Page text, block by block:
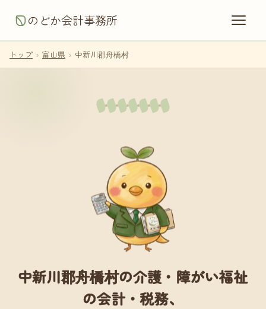
のどか会計事務所
トップ › 富山県 › 中新川郡舟橋村
中新川郡舟橋村の介護・障がい福祉
の会計・税務、